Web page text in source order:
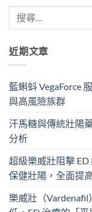
近期文章
藍蝌蚪 VegaForce
與高風險族群
汗馬糖與傳統壯陽
分析
超級樂威壯阻擊
保健壯陽，全面提高
樂威壯（